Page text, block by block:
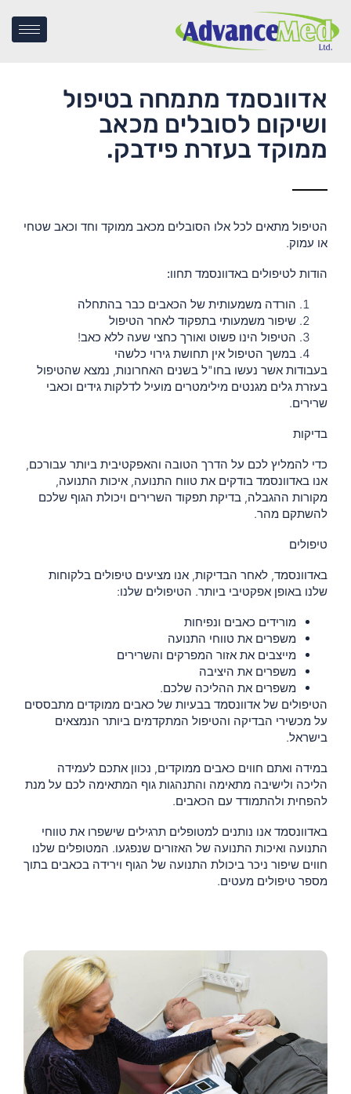
אדוונסמד מתמחה בטיפול
ושיקום לסובלים מכאב
ממוקד בעזרת פידבק.
הטיפול מתאים לכל אלו הסובלים מכאב ממוקד וחד וכאב שטחי
או עמוק.
הודות לטיפולים באדוונסמד תחוו:
הורדה משמעותית של הכאבים כבר בהתחלה
שיפור משמעותי בתפקוד לאחר הטיפול
הטיפול הינו פשוט ואורך כחצי שעה ללא כאב!
במשך הטיפול אין תחושת גירוי כלשהי
בעבודות אשר נעשו בחו"ל בשנים האחרונות, נמצא שהטיפול
בעזרת גלים מגנטים מילימטרים מועיל לדלקות גידים וכאבי
שרירים.
בדיקות
כדי להמליץ לכם על הדרך הטובה והאפקטיבית ביותר עבורכם,
אנו באדוונסמד בודקים את טווח התנועה, איכות התנועה,
מקורות ההגבלה, בדיקת תפקוד השרירים ויכולת הגוף שלכם
להשתקם מהר.
טיפולים
באדוונסמד, לאחר הבדיקות, אנו מציעים טיפולים בלקוחות
שלנו באופן אפקטיבי ביותר. הטיפולים שלנו:
מורידים כאבים ונפיחות
משפרים את טווחי התנועה
מייצבים את אזור המפרקים והשרירים
משפרים את היציבה
משפרים את ההליכה שלכם.
הטיפולים של אדוונסמד בבעיות של כאבים ממוקדים מתבססים
על מכשירי הבדיקה והטיפול המתקדמים ביותר הנמצאים
בישראל.
במידה ואתם חווים כאבים ממוקדים, נכוון אתכם לעמידה
הליכה ולישיבה מתאימה והתנהגות גוף המתאימה לכם על מנת
להפחית ולהתמודד עם הכאבים.
באדוונסמד אנו נותנים למטופלים תרגילים שישפרו את טווחי
התנועה ואיכות התנועה של האזורים שנפגעו. המטופלים שלנו
חווים שיפור ניכר ביכולת התנועה של הגוף וירידה בכאבים בתוך
מספר טיפולים מעטים.